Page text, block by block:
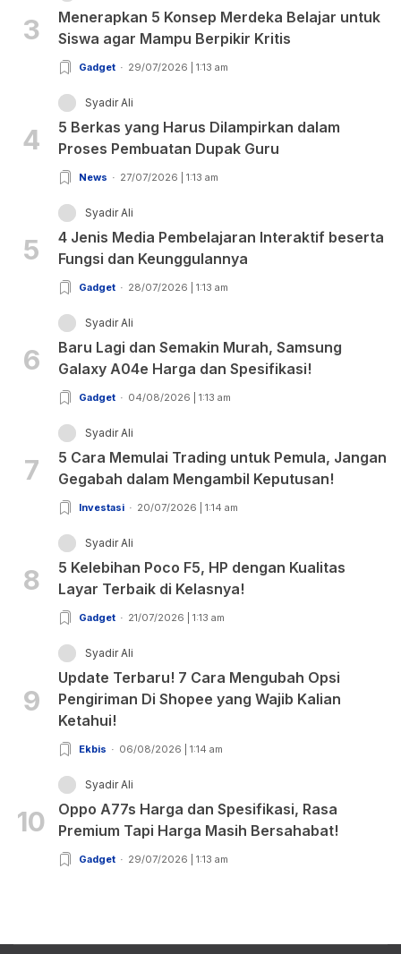
3
Menerapkan 5 Konsep Merdeka Belajar untuk
Siswa agar Mampu Berpikir Kritis
Gadget 29/07/2026 | 1:13 am
4
Syadir Ali
5 Berkas yang Harus Dilampirkan dalam
Proses Pembuatan Dupak Guru
News 27/07/2026 | 1:13 am
5
Syadir Ali
4 Jenis Media Pembelajaran Interaktif beserta
Fungsi dan Keunggulannya
Gadget 28/07/2026 | 1:13 am
6
Syadir Ali
Baru Lagi dan Semakin Murah, Samsung
Galaxy A04e Harga dan Spesifikasi!
Gadget 04/08/2026 | 1:13 am
7
Syadir Ali
5 Cara Memulai Trading untuk Pemula, Jangan
Gegabah dalam Mengambil Keputusan!
Investasi 20/07/2026 | 1:14 am
8
Syadir Ali
5 Kelebihan Poco F5, HP dengan Kualitas
Layar Terbaik di Kelasnya!
Gadget 21/07/2026 | 1:13 am
9
Syadir Ali
Update Terbaru! 7 Cara Mengubah Opsi
Pengiriman Di Shopee yang Wajib Kalian
Ketahui!
Ekbis 06/08/2026 | 1:14 am
10
Syadir Ali
Oppo A77s Harga dan Spesifikasi, Rasa
Premium Tapi Harga Masih Bersahabat!
Gadget 29/07/2026 | 1:13 am